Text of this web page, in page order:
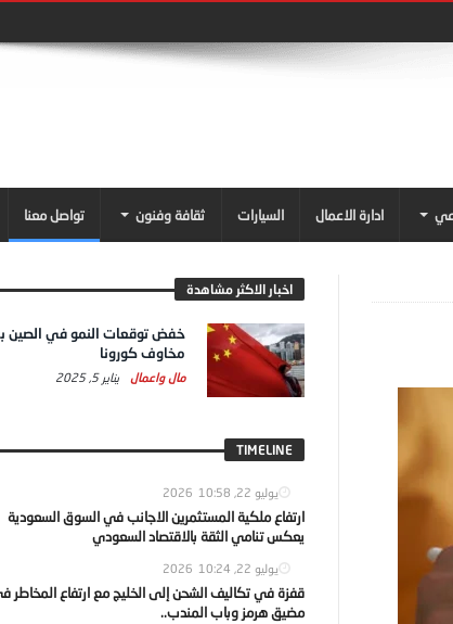
ادارة الاعمال السيارات ثقافة وفنون تواصل معنا
اخبار الاكثر مشاهدة
خفض توقعات النمو في الصين
مخاوف كورونا
مال واعمال يناير 5, 2025
TIMELINE
يوليو 22, 2026 10:58
ارتفاع ملكية المستثمرين الاجانب في السوق السعودية
يعكس تنامي الثقة بالاقتصاد السعودي
يوليو 22, 2026 10:24
قفزة في تكاليف الشحن إلى الخليج مع ارتفاع المخاطر
مضيق هرمز وباب المندب..